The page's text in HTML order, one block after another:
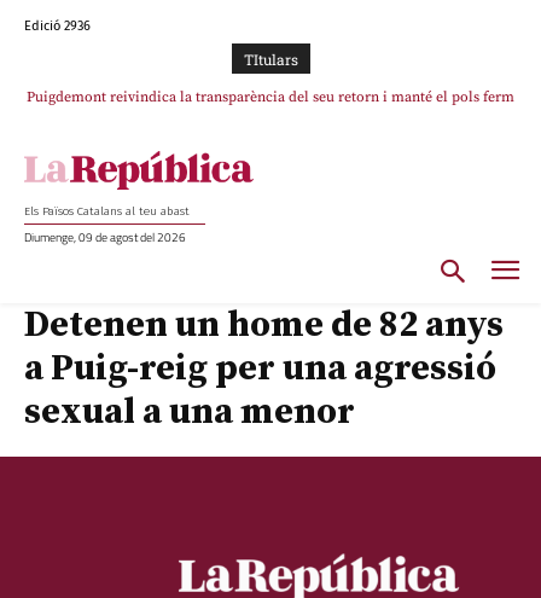
Edició 2936
TItulars
Puigdemont reivindica la transparència del seu retorn i manté el pols ferm
Els Països Catalans al teu abast
Diumenge, 09 de agost del 2026
Detenen un home de 82 anys
a Puig-reig per una agressió
sexual a una menor